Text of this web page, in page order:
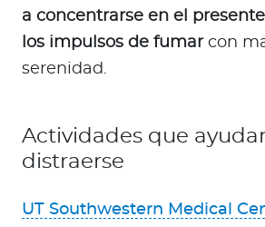
a concentrarse en el
los impulsos de fumarcon
serenidad.
Actividades que
distraerse
UT Southwestern Medical